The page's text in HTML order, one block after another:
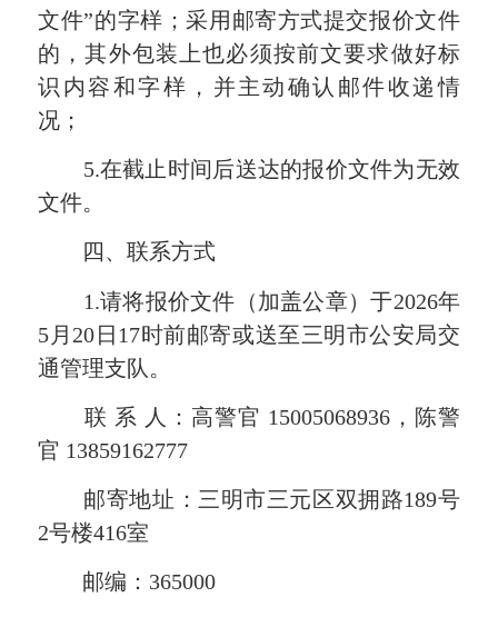
文件”的字样；采用邮寄方式提交报价文件
的，其外包装上也必须按前文要求做好标
识内容和字样，并主动确认 邮件收递情
况 ；
5.在截止时间后送达的报价文件为无效
文件。
四、联系方式
1.请将报价文件（加盖公章）于2026年
5 月 20 日 17时前邮寄或送至三明市公安局交
通管理支队。
联 系 人：高警官 15005068936，陈警
官 13859162777
邮寄地址：三明市三元区双拥路189号
2号楼416室
邮编： 365000